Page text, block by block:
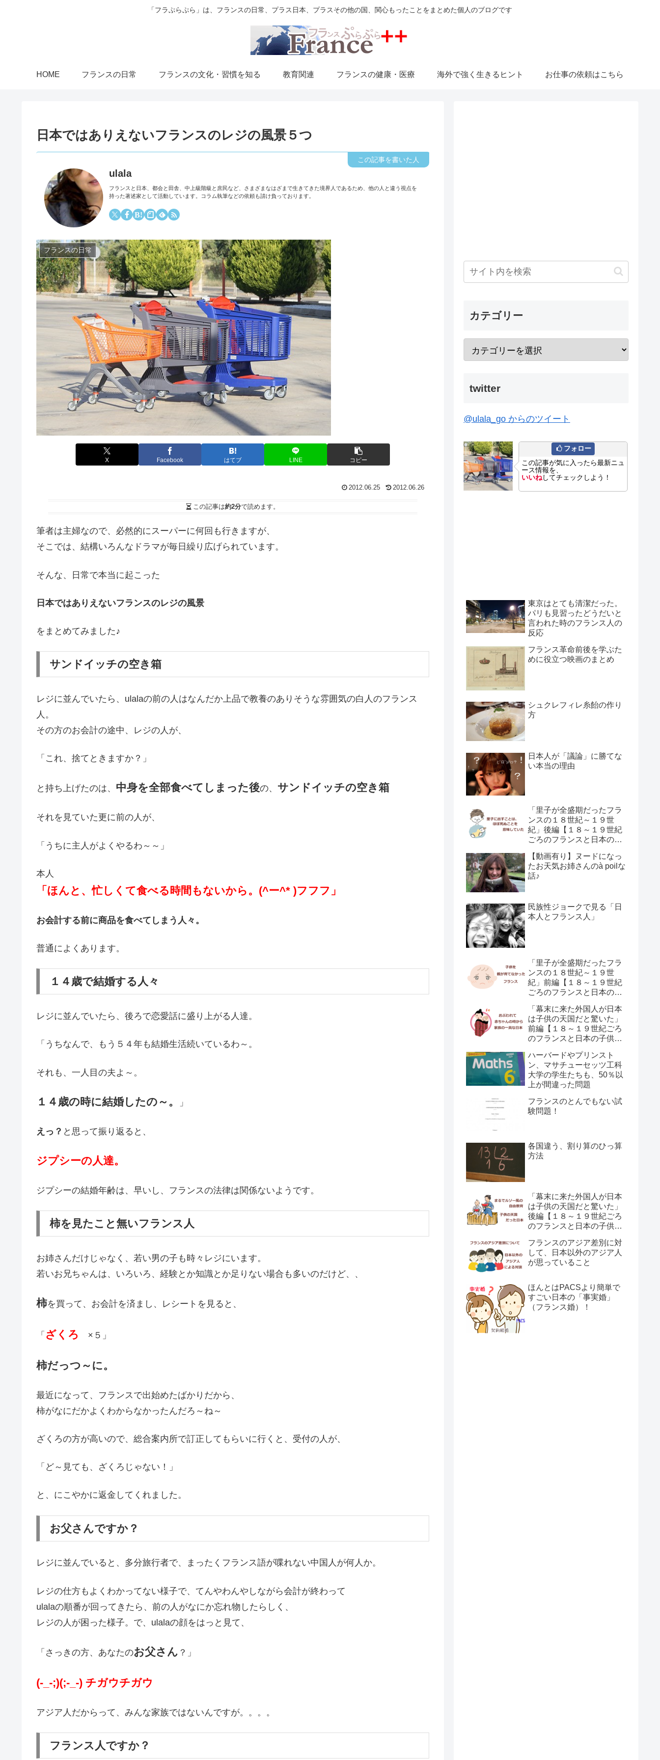
「フラぷらぷら」は、フランスの日常、プラス日本、プラスその他の国、関心もったことをまとめた個人のブログです
HOME フランスの日常 フランスの文化・習慣を知る 教育関連 フランスの健康・医療 海外で強く生きるヒント お仕事の依頼はこちら
日本ではありえないフランスのレジの風景５つ
ulala
フランスと日本、都会と田舎、中上級階級と庶民など、さまざまなはざまで生きてきた境界人であるため、他の人と違う視点を
持った著述家として活動しています。コラム執筆などの依頼も請け負っております。
フランスの日常
X Facebook はてブ LINE コピー
2012.06.25 2012.06.26
この記事は約2分で読めます。
筆者は主婦なので、必然的にスーパーに何回も行きますが、
そこでは、結構いろんなドラマが毎日繰り広げられています。
そんな、日常で本当に起こった
日本ではありえないフランスのレジの風景
をまとめてみました♪
サンドイッチの空き箱
レジに並んでいたら、ulalaの前の人はなんだか上品で教養のありそうな雰囲気の白人のフランス
人。
その方のお会計の途中、レジの人が、
「これ、捨てときますか？」
と持ち上げたのは、 中身を全部食べてしまった後の、 サンドイッチの空き箱
それを見ていた更に前の人が、
「うちに主人がよくやるわ～～」
本人
「ほんと、忙しくて食べる時間もないから。(^ー^* )フフフ」
お会計する前に商品を食べてしまう人々。
普通によくあります。
１４歳で結婚する人々
レジに並んでいたら、後ろで恋愛話に盛り上がる人達。
「うちなんで、もう５４年も結婚生活続いているわ～。
それも、一人目の夫よ～。
１４歳の時に結婚したの～。 」
えっ？ と思って振り返ると、
ジプシーの人達。
ジプシーの結婚年齢は、早いし、フランスの法律は関係ないようです。
柿を見たこと無いフランス人
お姉さんだけじゃなく、若い男の子も時々レジにいます。
若いお兄ちゃんは、いろいろ、経験とか知識とか足りない場合も多いのだけど、、
柿を買って、お会計を済まし、レシートを見ると、
「 ざくろ ×５」
柿だっつ～に。
最近になって、フランスで出始めたばかりだから、
柿がなにだかよくわからなかったんだろ～ね～
ざくろの方が高いので、総合案内所で訂正してもらいに行くと、受付の人が、
「ど～見ても、ざくろじゃない！」
と、にこやかに返金してくれました。
お父さんですか？
レジに並んでいると、多分旅行者で、まったくフランス語が喋れない中国人が何人か。
レジの仕方もよくわかってない様子で、てんやわんやしながら会計が終わって
ulalaの順番が回ってきたら、前の人がなにか忘れ物したらしく、
レジの人が困った様子。で、ulalaの顔をはっと見て、
「さっきの方、あなたのお父さん ？」
(-_-;)(;-_-) チガウチガウ
アジア人だからって、みんな家族ではないんですが。。。。
フランス人ですか？
カテゴリー
twitter
@ulala_go からのツイート
フォロー
この記事が気に入ったら最新ニュ
ース情報を、
いいねしてチェックしよう！
東京はとても清潔だった。
パリも見習ったどうだいと
言われた時のフランス人の
反応
フランス革命前後を学ぶた
めに役立つ映画のまとめ
シュクレフィレ糸飴の作り
方
日本人が「議論」に勝てな
い本当の理由
「里子が全盛期だったフラ
ンスの１８世紀～１９世
紀」後編【１８～１９世紀
ごろのフランスと日本の子
【動画有り】ヌードになっ
たお天気お姉さんのà poilな
話♪
民族性ジョークで見る「日
本人とフランス人」
「里子が全盛期だったフラ
ンスの１８世紀～１９世
紀」前編【１８～１９世紀
ごろのフランスと日本の子
「幕末に来た外国人が日本
は子供の天国だと驚いた」
前編【１８～１９世紀ごろ
のフランスと日本の子供の
ハーバードやプリンスト
ン、マサチューセッツ工科
大学の学生たちも、50％以
上が間違った問題
フランスのとんでもない試
験問題！
各国違う、割り算のひっ算
方法
「幕末に来た外国人が日本
は子供の天国だと驚いた」
後編【１８～１９世紀ごろ
のフランスと日本の子供の
フランスのアジア差別に対
して、日本以外のアジア人
が思っていること
ほんとはPACSより簡単で
すごい日本の「事実婚」
（フランス婚）！